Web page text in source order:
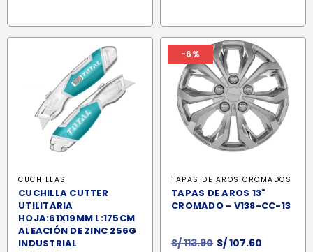
CUCHILLAS
CUCHILLA CUTTER
UTILITARIA
HOJA:61X19MM L:175CM
ALEACIÓN DE ZINC 256G
INDUSTRIAL
-6%
TAPAS DE AROS CROMADOS
TAPAS DE AROS 13"
CROMADO - V138-CC-13
S/113.90 El
S/107.60